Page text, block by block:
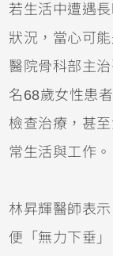
若生活中遭遇
狀況，當心可
醫院骨科部主
名68歲女性患
檢查治療，甚
常生活與工作。
林昇輝醫師表
便「無力下垂